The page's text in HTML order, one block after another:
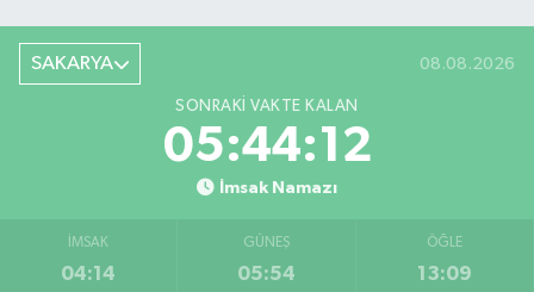
SAKARYA 08.08.2026
SONRAKI VAKTE KALAN
05:44:11
İmsak Namazı
İMSAK
04:14
GÜNEŞ
05:54
ÖĞLE
13:09